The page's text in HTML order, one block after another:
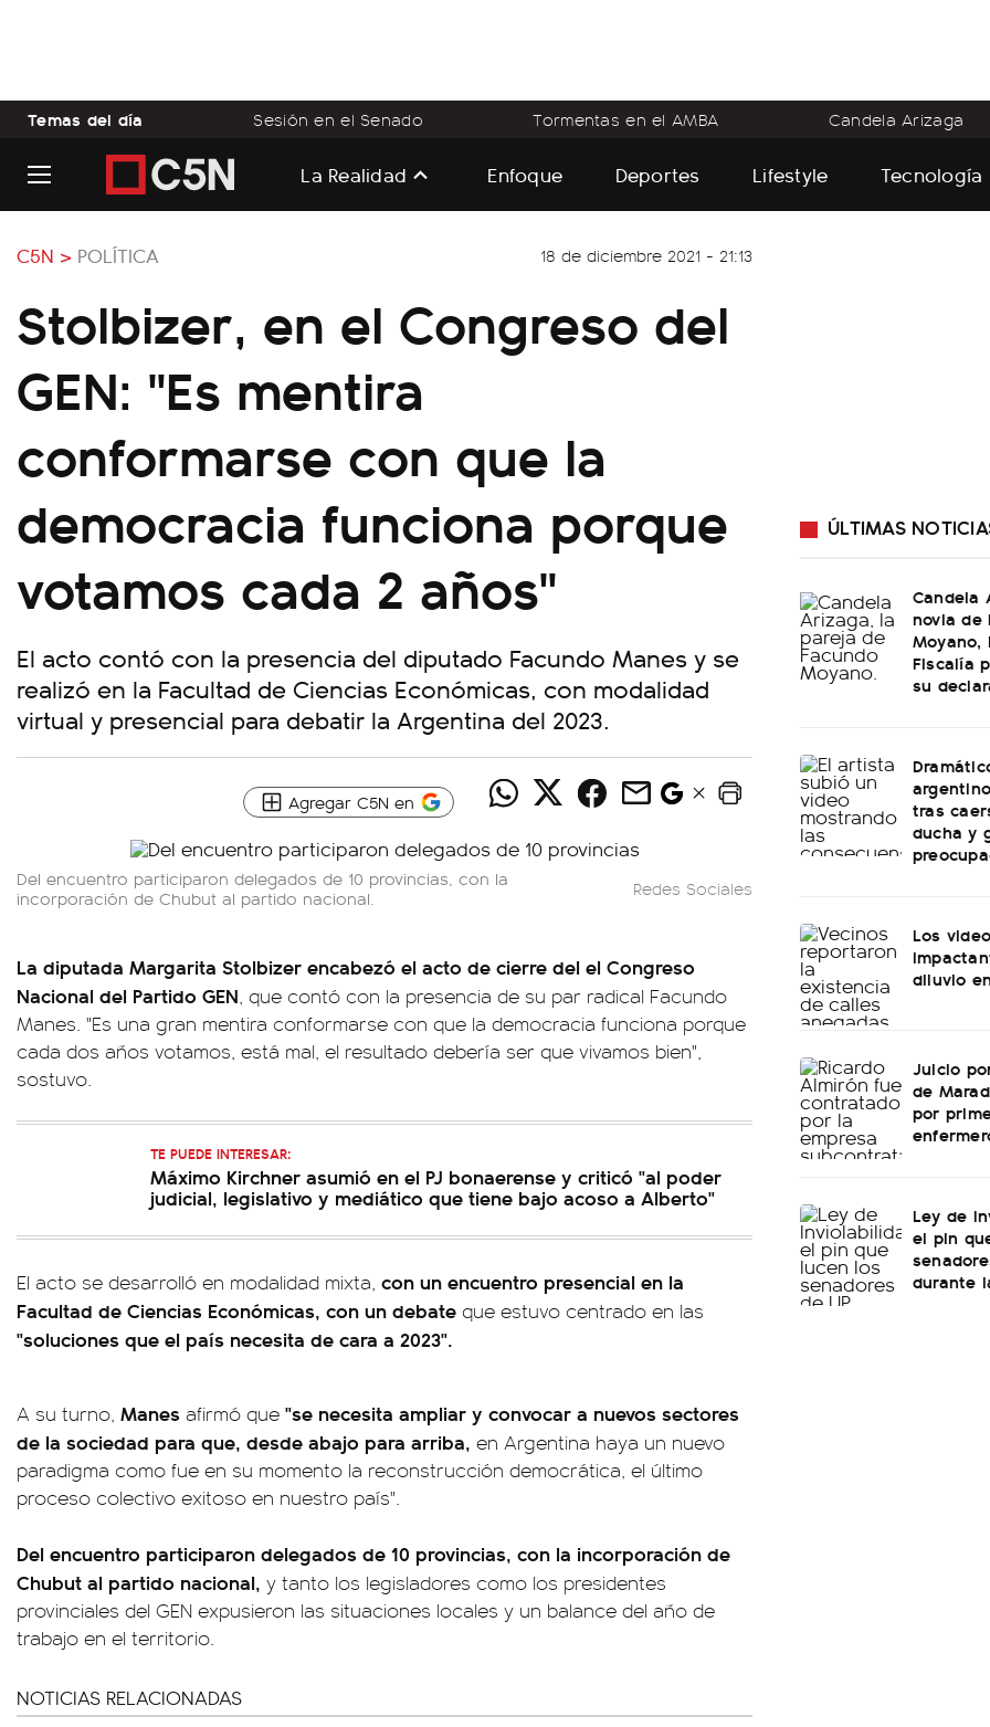
Temas del día Sesión en el Senado Tormentas en el AMBA Candela Arizaga
La Realidad Enfoque Deportes Lifestyle Tecnología
C5N > POLÍTICA 18 de diciembre 2021 - 21:13
Stolbizer, en el Congreso del
GEN: "Es mentira
conformarse con que la
democracia funciona porque
votamos cada 2 años"
El acto contó con la presencia del diputado Facundo Manes y se
realizó en la Facultad de Ciencias Económicas, con modalidad
virtual y presencial para debatir la Argentina del 2023.
Agregar C5N en
Del encuentro participaron delegados de 10 provincias, con la
incorporación de Chubut al partido nacional.
Redes Sociales
La diputada Margarita Stolbizer encabezó el acto de cierre del el Congreso
Nacional del Partido GEN, que contó con la presencia de su par radical Facundo
Manes. "Es una gran mentira conformarse con que la democracia funciona porque
cada dos años votamos, está mal, el resultado debería ser que vivamos bien",
sostuvo.
TE PUEDE INTERESAR:
Máximo Kirchner asumió en el PJ bonaerense y criticó "al poder
judicial, legislativo y mediático que tiene bajo acoso a Alberto"
El acto se desarrolló en modalidad mixta, con un encuentro presencial en la
Facultad de Ciencias Económicas, con un debate que estuvo centrado en las
"soluciones que el país necesita de cara a 2023".
A su turno, Manes afirmó que "se necesita ampliar y convocar a nuevos sectores
de la sociedad para que, desde abajo para arriba, en Argentina haya un nuevo
paradigma como fue en su momento la reconstrucción democrática, el último
proceso colectivo exitoso en nuestro país".
Del encuentro participaron delegados de 10 provincias, con la incorporación de
Chubut al partido nacional, y tanto los legisladores como los presidentes
provinciales del GEN expusieron las situaciones locales y un balance del año de
trabajo en el territorio.
NOTICIAS RELACIONADAS
ÚLTIMAS
Candela
novia de
Moyano,
Fiscalía
su
tras
ducha y
Los
diluvio
Juicio
de
por
Ley de
el pin
durante